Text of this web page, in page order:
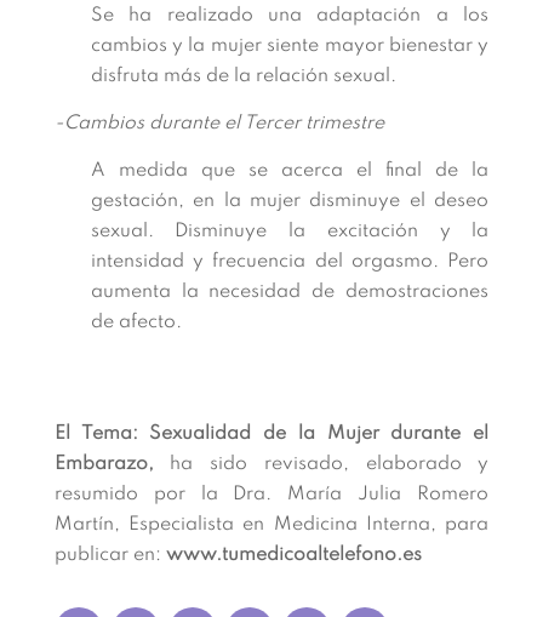
Se ha realizado una adaptación a los
cambios y la mujer siente mayor bienestar y
disfruta más de la relación sexual.
-Cambios durante el Tercer trimestre
A medida que se acerca el final de la
gestación, en la mujer disminuye el deseo
sexual. Disminuye la excitación y la
intensidad y frecuencia del orgasmo. Pero
aumenta la necesidad de demostraciones
de afecto.
El Tema: Sexualidad de la Mujer durante el
Embarazo, ha sido revisado, elaborado y
resumido por la Dra. María Julia Romero
Martín, Especialista en Medicina Interna, para
publicar en: www.tumedicoaltelefono.es